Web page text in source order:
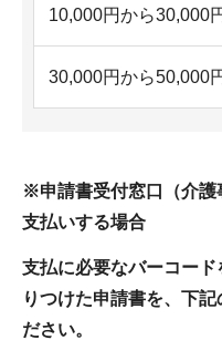
10,000円から30,000
30,000円から50,000
※申請書受付窓口（介護
支払いする場合
支払に必要なバーコー
りつけた申請書を、下
ださい。